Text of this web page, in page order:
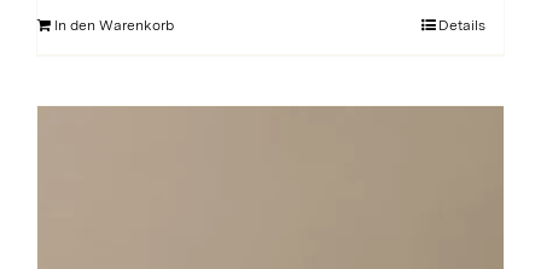
In den Warenkorb Details